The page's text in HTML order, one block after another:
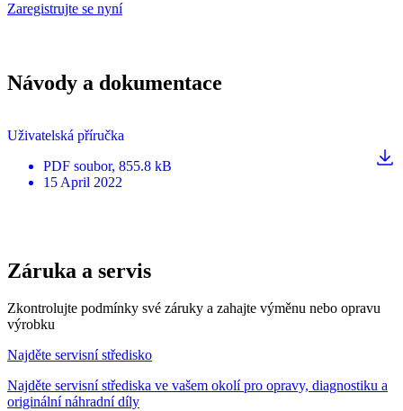
Zaregistrujte se nyní
Návody a dokumentace
Uživatelská příručka
PDF soubor, 855.8 kB
15 April 2022
Záruka a servis
Zkontrolujte podmínky své záruky a zahajte výměnu nebo opravu
výrobku
Najděte servisní středisko
Najděte servisní střediska ve vašem okolí pro opravy, diagnostiku a
originální náhradní díly